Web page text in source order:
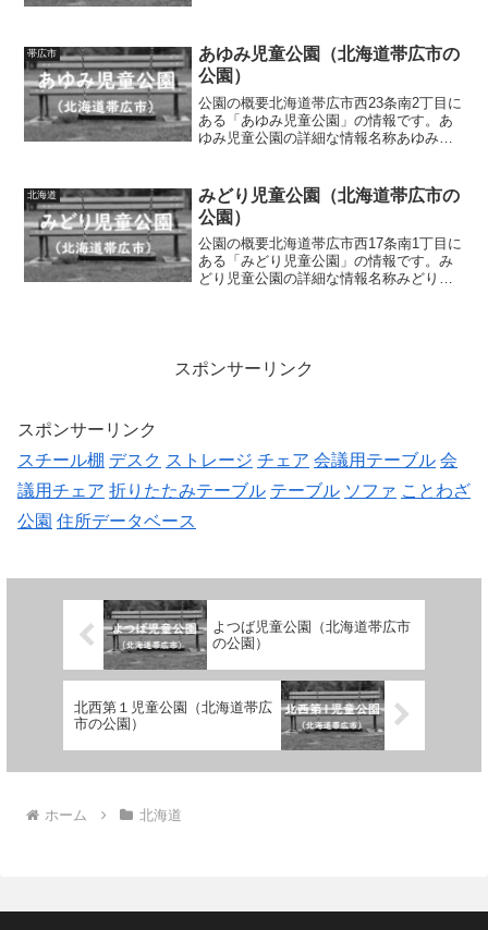
チ、水道トイ...
帯広市
あゆみ児童公園（北海道帯広市の
公園）
公園の概要北海道帯広市西23条南2丁目に
ある「あゆみ児童公園」の情報です。あ
ゆみ児童公園の詳細な情報名称あゆみ児
山、滑り台、ブランコ、ベンチ、水道ト
イレの有無あ...
北海道
みどり児童公園（北海道帯広市の
公園）
公園の概要北海道帯広市西17条南1丁目に
ある「みどり児童公園」の情報です。み
どり児童公園の詳細な情報名称みどり児
スポンサーリンク
スポンサーリンク
スチール棚 デスク ストレージ チェア 会議用テーブル 会
議用チェア 折りたたみテーブル テーブル ソファ ことわざ
公園 住所データベース
よつば児童公園（北海道帯広市
の公園）
北西第１児童公園（北海道帯広
市の公園）
ホーム 北海道